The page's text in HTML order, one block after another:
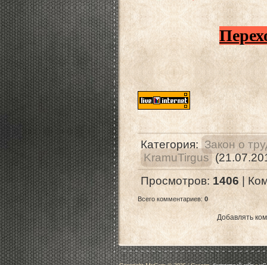
Категория: Закон о
KramuTirgus
Просмотров: 1406
Всего комментариев: 0
Добавлять